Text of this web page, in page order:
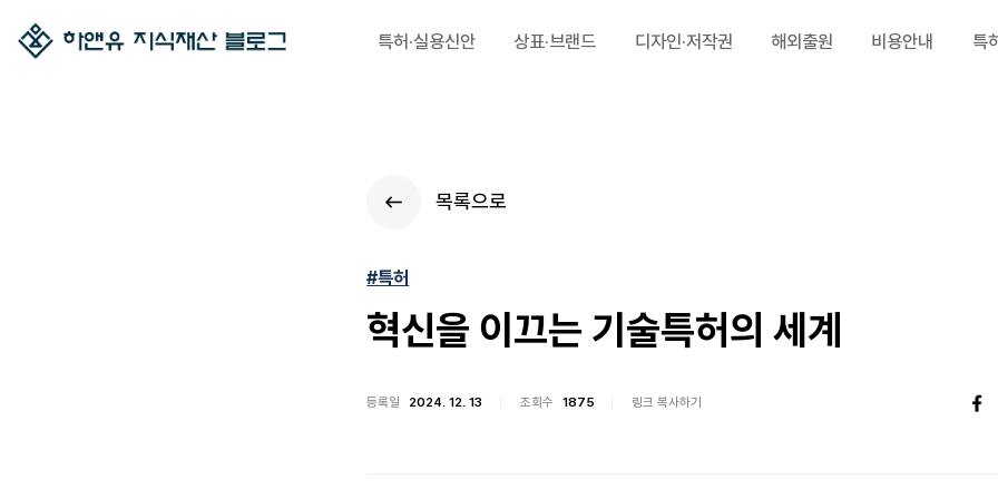
특허·실용신안 상표·브랜드 디자인·저작권 해외출원 비용안내 특
목록으로
#특허
혁신을 이끄는 기술특허의 세계
등록일 2024. 12. 13 조회수 1875 링크 복사하기